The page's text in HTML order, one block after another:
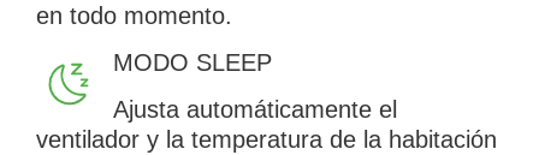
en todo momento.
MODO SLEEP
Ajusta automáticamente el
ventilador y la temperatura de la habitación